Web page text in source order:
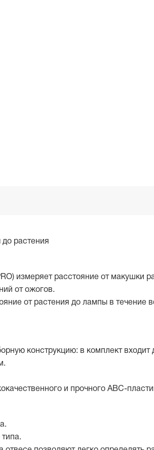
растения
измеряет расстояние от макушки
от ожогов.
от растения до лампы в течение
конструкцию: в комплект входит
и прочного АВС-